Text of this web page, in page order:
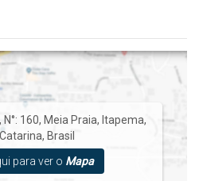
, N°: 160, Meia Praia, Itapema,
, Brasil
para ver o Mapa